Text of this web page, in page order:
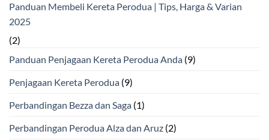
Panduan Membeli Kereta Perodua | Tips, Harga & Varian
2025
(2)
Panduan Penjagaan Kereta Perodua Anda (9)
Penjagaan Kereta Perodua (9)
Perbandingan Bezza dan Saga (1)
Perbandingan Perodua Alza dan Aruz (2)